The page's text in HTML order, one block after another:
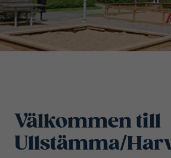
Välkommen till
Ullstämma/